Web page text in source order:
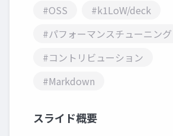
#OSS
#k1LoW/deck
#パフォーマンスチューニング
#コントリビューション
#Markdown
スライド概要